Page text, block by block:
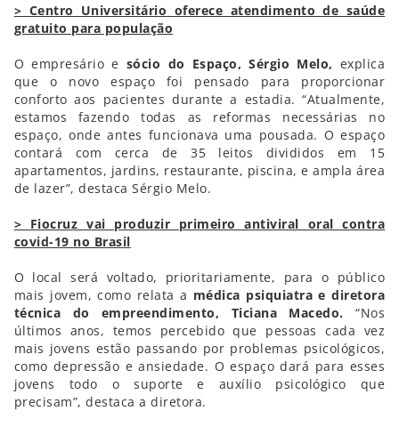
> Centro Universitário oferece atendimento de saúde
gratuito para população
O empresário e sócio do Espaço, Sérgio Melo, explica
que o novo espaço foi pensado para proporcionar
conforto aos pacientes durante a estadia. “Atualmente,
estamos fazendo todas as reformas necessárias no
espaço, onde antes funcionava uma pousada. O espaço
contará com cerca de 35 leitos divididos em 15
apartamentos, jardins, restaurante, piscina, e ampla área
de lazer”, destaca Sérgio Melo.
> Fiocruz vai produzir primeiro antiviral oral contra
covid-19 no Brasil
O local será voltado, prioritariamente, para o público
mais jovem, como relata a médica psiquiatra e diretora
técnica do empreendimento, Ticiana Macedo.
“Nos
últimos anos, temos percebido que pessoas cada vez
mais jovens estão passando por problemas psicológicos,
como depressão e ansiedade. O espaço dará para esses
jovens todo o suporte e auxílio psicológico que
precisam”, destaca a diretora.